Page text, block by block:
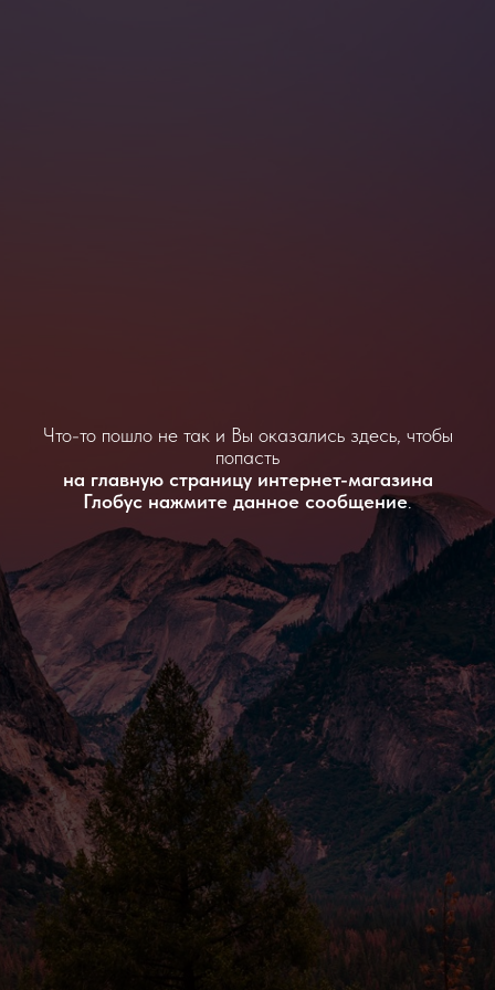
Что-то пошло не так и Вы оказались здесь, чтобы
попасть
на главную страницу интернет-магазина
Глобус нажмите данное сообщение.